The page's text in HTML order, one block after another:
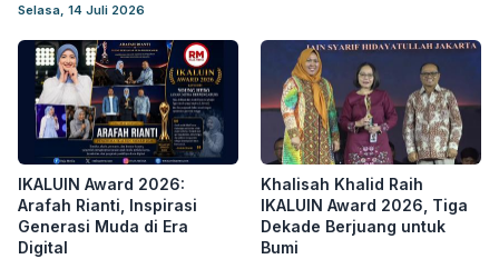
Selasa, 14 Juli 2026
IKALUIN Award 2026:
Arafah Rianti, Inspirasi
Generasi Muda di Era
Digital
Khalisah Khalid Raih
IKALUIN Award 2026, Tiga
Dekade Berjuang untuk
Bumi